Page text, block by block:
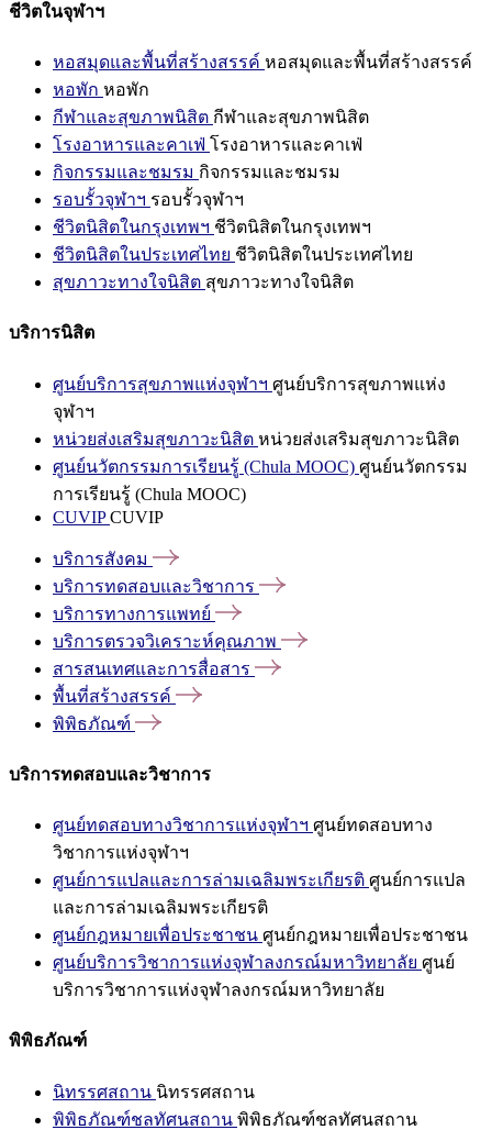
ชีวิตในจุฬาฯ
หอสมุดและพื้นที่สร้างสรรค์ หอสมุดและพื้นที่สร้างสรรค์
หอพัก หอพัก
กีฬาและสุขภาพนิสิต กีฬาและสุขภาพนิสิต
โรงอาหารและคาเฟ่ โรงอาหารและคาเฟ่
กิจกรรมและชมรม กิจกรรมและชมรม
รอบรั้วจุฬาฯ รอบรั้วจุฬาฯ
ชีวิตนิสิตในกรุงเทพฯ ชีวิตนิสิตในกรุงเทพฯ
ชีวิตนิสิตในประเทศไทย ชีวิตนิสิตในประเทศไทย
สุขภาวะทางใจนิสิต สุขภาวะทางใจนิสิต
บริการนิสิต
ศูนย์บริการสุขภาพแห่งจุฬาฯ ศูนย์บริการสุขภาพแห่ง
จุฬาฯ
หน่วยส่งเสริมสุขภาวะนิสิต หน่วยส่งเสริมสุขภาวะนิสิต
ศูนย์นวัตกรรมการเรียนรู้ (Chula MOOC) ศูนย์นวัตกรรม
การเรียนรู้ (Chula MOOC)
CUVIPCUVIP
บริการสังคม
บริการทดสอบและวิชาการ
บริการทางการแพทย์
บริการตรวจวิเคราะห์คุณภาพ
สารสนเทศและการสื่อสาร
พื้นที่สร้างสรรค์
พิพิธภัณฑ์
บริการทดสอบและวิชาการ
ศูนย์ทดสอบทางวิชาการแห่งจุฬาฯ ศูนย์ทดสอบทาง
วิชาการแห่งจุฬาฯ
ศูนย์การแปลและการล่ามเฉลิมพระเกียรติ ศูนย์การแปล
และการล่ามเฉลิมพระเกียรติ
ศูนย์กฎหมายเพื่อประชาชน ศูนย์กฎหมายเพื่อประชาชน
ศูนย์บริการวิชาการแห่งจุฬาลงกรณ์มหาวิทยาลัย ศูนย์
บริการวิชาการแห่งจุฬาลงกรณ์มหาวิทยาลัย
พิพิธภัณฑ์
นิทรรศสถาน นิทรรศสถาน
พิพิธภัณฑ์ชลทัศนสถาน พิพิธภัณฑ์ชลทัศนสถาน